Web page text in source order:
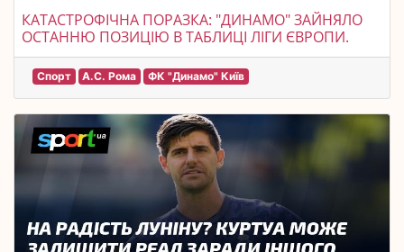
КАТАСТРОФІЧНА ПОРАЗКА: "ДИНАМО" ЗАЙНЯЛО
ОСТАННЮ ПОЗИЦІЮ В ТАБЛИЦІ ЛІГИ ЄВРОПИ.
Спорт А.С. Рома ФК "Динамо" Київ